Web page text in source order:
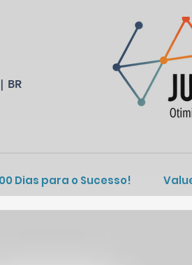
BR
Dias para o Sucesso!